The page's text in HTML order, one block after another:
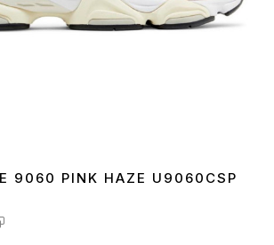
9060 PINK HAZE U9060CSP